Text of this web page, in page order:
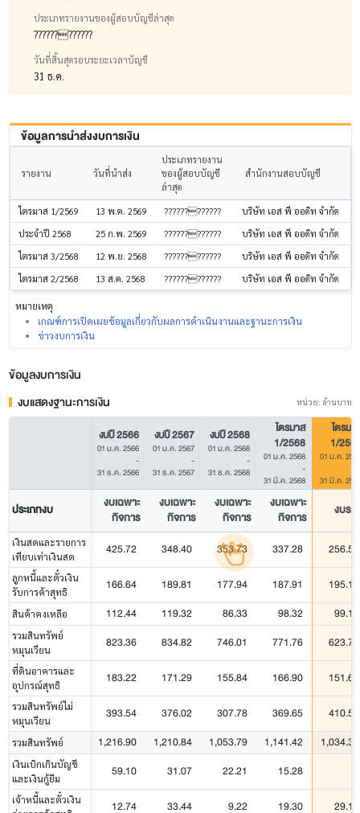
ประเภทรายงานของผู้สอบบัญชีล่าสุด
????????????
วันที่สิ้นสุดรอบระยะเวลาบัญชี
31 ธ.ค.
ข้อมูลการนำส่งงบการเงิน
รายงาน วันที่นำส่ง
ประเภทรายงาน
ของผู้สอบบัญชี
ล่าสุด
สำนักงานสอบบัญชี
ไตรมาส 1/2569 13 พ.ค. 2569 ????????????
บริษัท เอส พี ออดิท จำกัด
ประจำปี 2568
25 ก.พ. 2569 ????????????
บริษัท เอส พี ออดิท จำกัด
ไตรมาส 3/2568
12 พ.ย. 2568 ????????????
บริษัท เอส พี ออดิท จำกัด
ไตรมาส 2/2568
13 ส.ค. 2568 ???????????? บริษัท เอส พี ออดิท จำกัด
หมายเหตุ
เกณฑ์การเปิดเผยข้อมูลเกี่ยวกับผลการดำเนินงานและฐานะการเงิน
ข่าวงบการเงิน
ข้อมูลงบการเงิน
งบแสดงฐานะการเงิน
หน่วย: ล้านบาท
งบปี 2566
01 ม.ค. 2566
-
31 ธ.ค. 2566
งบปี 2567
01 ม.ค. 2567
-
31 ธ.ค. 2567
งบปี 2568
01 ม.ค. 2568
-
31 ธ.ค. 2568
ไตรมาส
1/2568
01 ม.ค. 2568
-
31 มี.ค. 2568
ไตรมา
1/
01 ม.ค.
31 มี.ค.
ประเภทงบ
งบเฉพาะ
กิจการ
งบเฉพาะ
กิจการ
งบเฉพาะ
กิจการ
งบเฉพาะ
กิจการ
งบรว
เงินสดและรายการ
เทียบเท่าเงินสด
425.72 348.40 353.73 337.28 256.53
ลูกหนี้และตั๋วเงิน
รับการค้าสุทธิ
166.64 189.81 177.94 187.91 195.15
สินค้าคงเหลือ 112.44 119.32 86.33 98.32 99.19
รวมสินทรัพย์
หมุนเวียน
823.36 834.82 746.01 771.76 623.79
ที่ดินอาคารและ
อุปกรณ์สุทธิ
183.22 171.29 155.84 166.90 151.60
รวมสินทรัพย์ไม่
หมุนเวียน
393.54 376.02 307.78 369.65 410.53
รวมสินทรัพย์ 1,216.90 1,210.84 1,053.79 1,141.42 1,034.32
เงินเบิกเกินบัญชี
และเงินกู้ยืม
59.10 31.07 22.21 15.28
เจ้าหนี้และตั๋วเงิน
12.74 33.44 9.22 19.30 29.19